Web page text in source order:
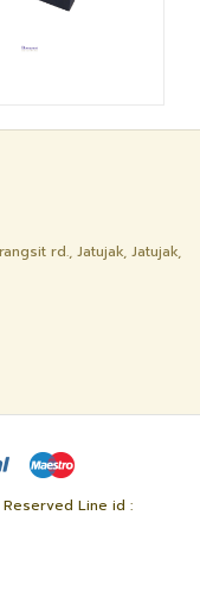
rd., Jatujak, Jatujak,
Line id :